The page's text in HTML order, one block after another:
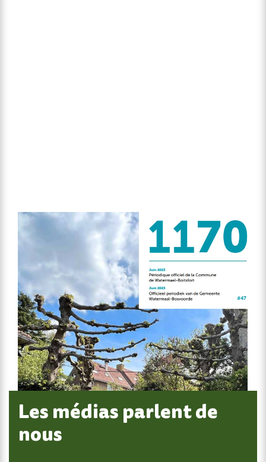
Les médias parlent de
nous